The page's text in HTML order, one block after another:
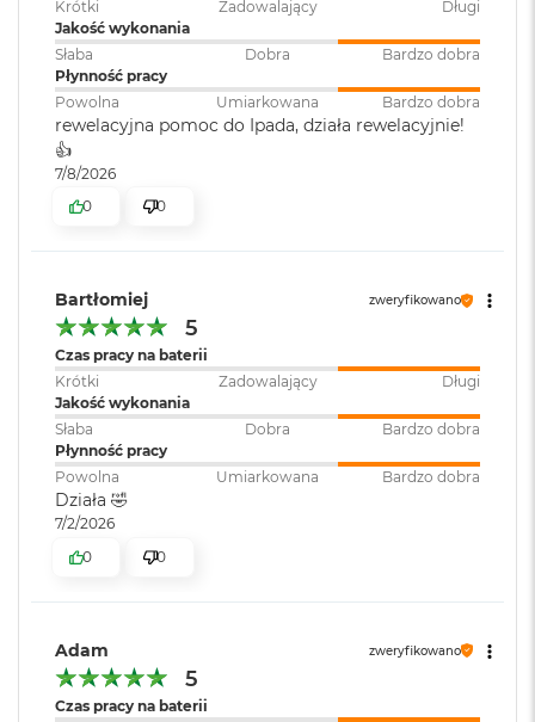
M
a
c
B
o
o
A
i
ę
ż
y
c
o
w
P
o
ś
w
a
M
a
c
Krótki
Zadowalający
Długi
Jakość wykonania
Słaba
Dobra
Bardzo dobra
Płynność pracy
Powolna
Umiarkowana Bardzo dobra
rewelacyjna pomoc do Ipada, działa rewelacyjnie!
👍️
7/8/2026
0
0
Bartłomiej zweryfikowano
5
Czas pracy na baterii
Krótki
Zadowalający
Długi
Jakość wykonania
Słaba
Dobra
Bardzo dobra
Płynność pracy
Powolna
Umiarkowana Bardzo dobra
Działa 🤣
7/2/2026
0
0
Adam zweryfikowano
5
Czas pracy na baterii